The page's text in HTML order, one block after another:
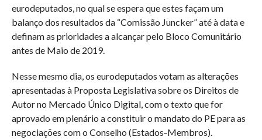
eurodeputados, no qual se espera que estes façam um
balanço dos resultados da “Comissão Juncker” até à data e
definam as prioridades a alcançar pelo Bloco Comunitário
antes de Maio de 2019.
Nesse mesmo dia, os eurodeputados votam as alterações
apresentadas à Proposta Legislativa sobre os Direitos de
Autor no Mercado Único Digital, com o texto que for
aprovado em plenário a constituir o mandato do PE para as
negociações com o Conselho (Estados-Membros).